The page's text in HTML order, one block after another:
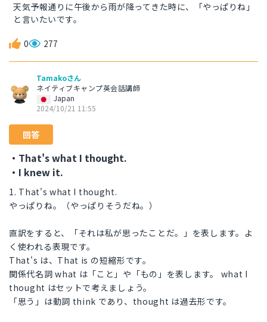
天気予報通りに午後から雨が降ってきた時に、「やっぱりね」
と言いたいです。
0 277
Tamakoさん
ネイティブキャンプ英会話講師
Japan
2024/10/21 11:55
回答
・That's what I thought.
・I knew it.
1. That's what I thought.
やっぱりね。（やっぱりそうだね。）
直訳をすると、「それは私が思ったことだ。」を表します。よ
く使われる表現です。
That's は、That is の短縮形です。
関係代名詞 what は「こと」や「もの」を表します。 what I
thought はセットで考えましょう。
「思う」は動詞 think であり、thought は過去形です。